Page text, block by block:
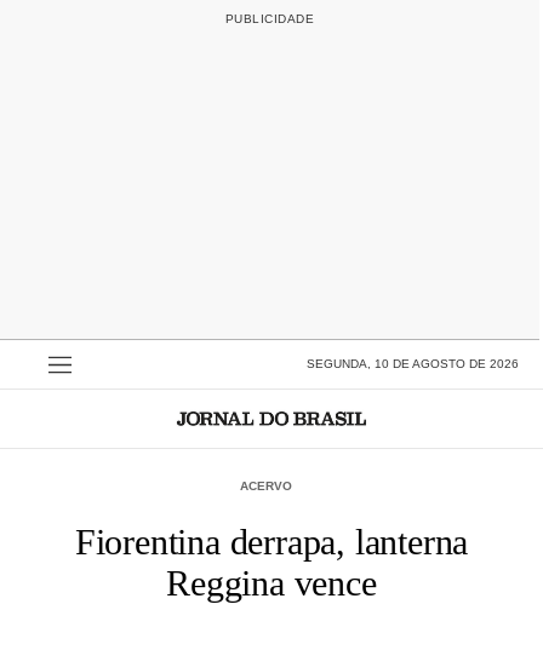
SEGUNDA, 10 DE AGOSTO DE 2026
ACERVO
Fiorentina derrapa, lanterna
Reggina vence